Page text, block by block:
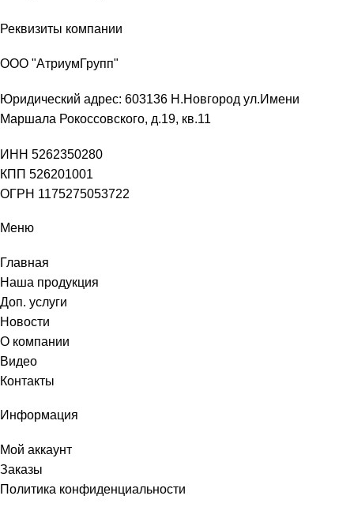
Реквизиты компании
ООО "АтриумГрупп"
Юридический адрес: 603136 Н.Новгород ул.Имени
Маршала Рокоссовского, д.19, кв.11
ИНН 5262350280
КПП 526201001
ОГРН 1175275053722
Меню
Главная
Наша продукция
Доп. услуги
Новости
О компании
Видео
Контакты
Информация
Мой аккаунт
Заказы
Политика конфиденциальности